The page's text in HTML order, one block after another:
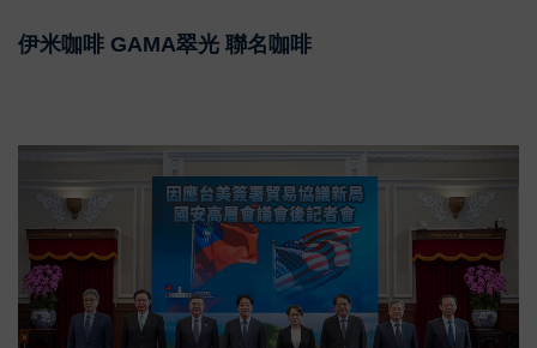
伊米咖啡 GAMA翠光 聯名咖啡